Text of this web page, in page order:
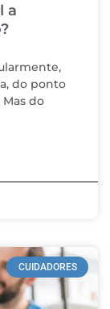
a
do ponto
do
CUIDADORES